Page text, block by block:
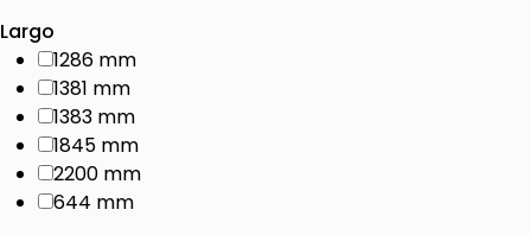
Largo
1286 mm
1381 mm
1383 mm
1845 mm
2200 mm
644 mm